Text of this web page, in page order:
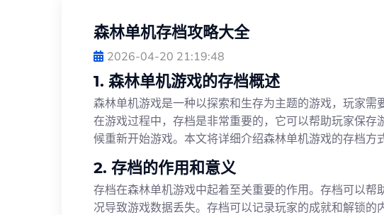
森林单机存档攻略大全
2026-04-20 21:19:48
1. 森林单机游戏的存档概述
森林单机游戏是一种以探索和生存为主题的游戏，玩家需
在游戏过程中，存档是非常重要的，它可以帮助玩家保存
候重新开始游戏。本文将详细介绍森林单机游戏的存档方
2. 存档的作用和意义
存档在森林单机游戏中起着至关重要的作用。存档可以帮
况导致游戏数据丢失。存档可以记录玩家的成就和解锁的